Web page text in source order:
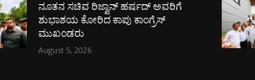
ನೂತನ ಸಚಿವ ರಿಜ್ವಾನ್ ಹರ್ಷದ್ ಅವರಿಗೆ
ಶುಭಾಶಯ ಕೋರಿದ ಕಾಪು ಕಾಂಗ್ರೆಸ್
ಮುಖಂಡರು
August 5, 2026